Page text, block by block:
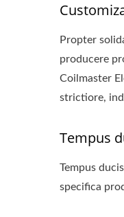
Propter
producere
Coilmaster
strictiore,
Tempus
Tempus
specifica